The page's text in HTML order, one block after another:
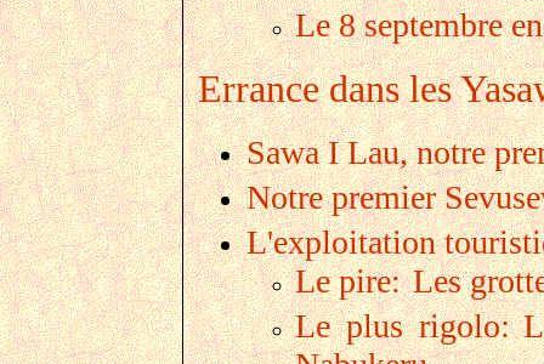
Le 8 septembre
Errance dans les
Sawa I Lau, notre
Notre premier
L'exploitation
Le pire: Les
Le plus rigolo: